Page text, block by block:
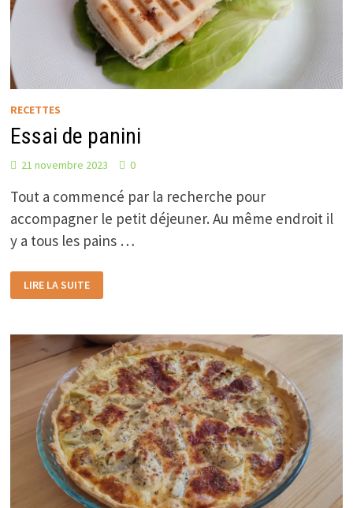
RECETTES
Essai de panini
21 novembre 2023 0
Tout a commencé par la recherche pour
accompagner le petit déjeuner. Au même endroit il
y a tous les pains …
DE
PANINI
LIRE LA SUITE